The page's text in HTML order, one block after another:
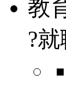
教
?